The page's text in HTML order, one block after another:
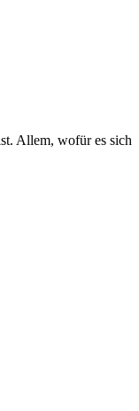
Allem, wofür es sich